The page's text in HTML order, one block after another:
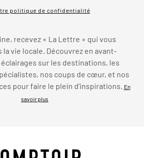
politique de confidentialité
recevez « La Lettre » qui vous
la vie locale. Découvrez en avant-
sur les destinations, les
nos coups de cœur, et nos
pour faire le plein d’inspirations.
En
savoir plus